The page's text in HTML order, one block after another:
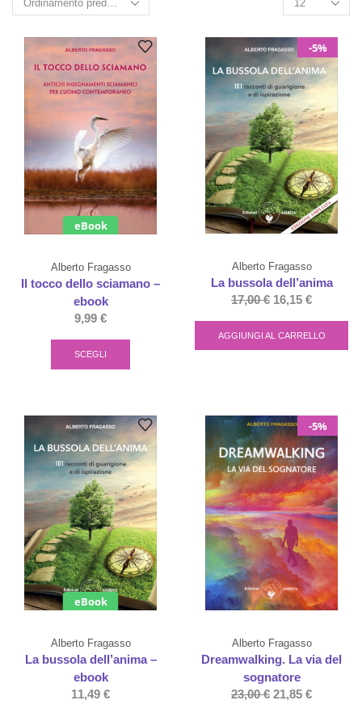
eBook
Alberto Fragasso
Il tocco dello sciamano –
ebook
9,99 €
SCEGLI
-5%
Alberto Fragasso
La bussola dell’anima
17,00€ 16,15 €
AGGIUNGI AL CARRELLO
eBook
Alberto Fragasso
La bussola dell’anima –
ebook
11,49 €
-5%
Alberto Fragasso
Dreamwalking. La via del
sognatore
23,00€ 21,85 €